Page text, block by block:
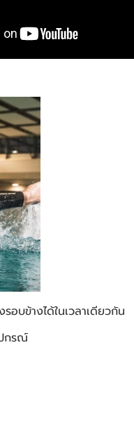
บข้างได้ในเวลาเดียวกัน
กรณ์